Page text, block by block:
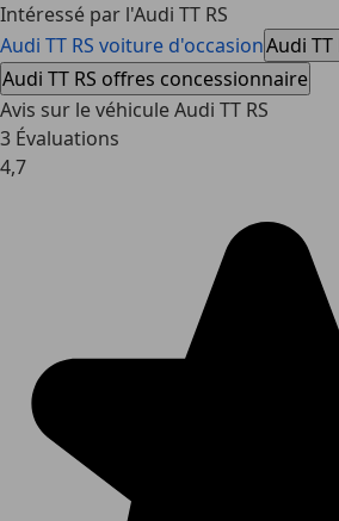
Intéressé par l'Audi TT RS
Audi TT RS voiture d'occasionAudi
Audi TT RS offres concessionnaire
Avis sur le véhicule Audi TT RS
3 Évaluations
4,7